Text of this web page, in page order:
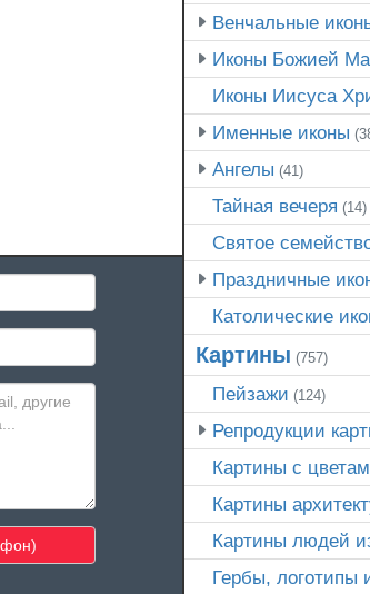
Венчальные
Иконы Божией
Иконы Иисуса
Именные иконы
Ангелы (41)
Тайная вечеря (14)
Святое
Праздничные
Католические
Картины (757)
Пейзажи (124)
Репродукции
Картины с
Картины
Картины людей
Гербы, логотипы